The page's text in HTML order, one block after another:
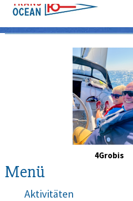
4Grobis
Menü
Aktivitäten